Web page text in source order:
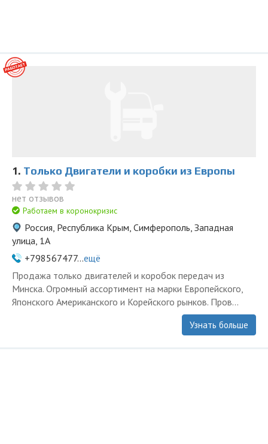
1. Только Двигатели и коробки из Европы
нет отзывов
Работаем в коронокризис
Россия, Республика Крым, Симферополь, Западная
улица, 1А
+798567477...ещё
Продажа только двигателей и коробок передач из
Минска. Огромный ассортимент на марки Европейского,
Японского Американского и Корейского рынков. Пров...
Узнать больше